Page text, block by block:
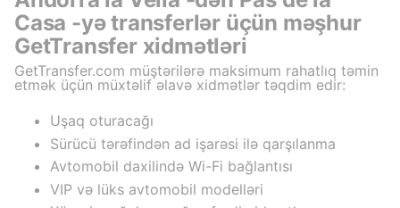
Casa -yə transferlər üçün məşhur
GetTransfer xidmətləri
GetTransfer.com müştərilərə maksimum rahatlıq təmin
etmək üçün müxtəlif əlavə xidmətlər təqdim edir:
Uşaq oturacağı
Sürücü tərəfindən ad işarəsi ilə qarşılanma
Avtomobil daxilində Wi-Fi bağlantısı
VIP və lüks avtomobil modelləri